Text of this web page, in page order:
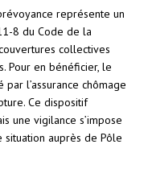
représente un
8 du Code de la
collectives
Pour en bénéficier, le
l’assurance chômage
Ce dispositif
une vigilance s’impose
auprès de Pôle